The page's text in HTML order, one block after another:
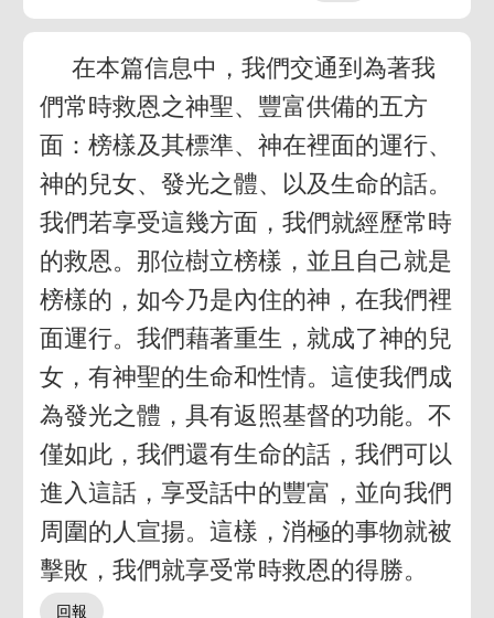
在本篇信息中，我們交通到為著我
們常時救恩之神聖、豐富供備的五方
面：榜樣及其標準、神在裡面的運行、
神的兒女、發光之體、以及生命的話。
我們若享受這幾方面，我們就經歷常時
的救恩。那位樹立榜樣，並且自己就是
榜樣的，如今乃是內住的神，在我們裡
面運行。我們藉著重生，就成了神的兒
女，有神聖的生命和性情。這使我們成
為發光之體，具有返照基督的功能。不
僅如此，我們還有生命的話，我們可以
進入這話，享受話中的豐富，並向我們
周圍的人宣揚。這樣，消極的事物就被
擊敗，我們就享受常時救恩的得勝。